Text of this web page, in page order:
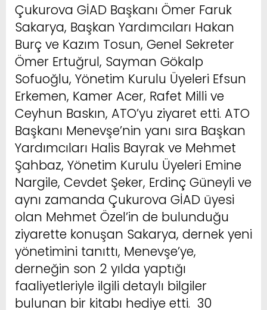
Çukurova GİAD Başkanı Ömer Faruk
Sakarya, Başkan Yardımcıları Hakan
Burç ve Kazım Tosun, Genel Sekreter
Ömer Ertuğrul, Sayman Gökalp
Sofuoğlu, Yönetim Kurulu Üyeleri Efsun
Erkemen, Kamer Acer, Rafet Milli ve
Ceyhun Baskın, ATO’yu ziyaret etti. ATO
Başkanı Menevşe’nin yanı sıra Başkan
Yardımcıları Halis Bayrak ve Mehmet
Şahbaz, Yönetim Kurulu Üyeleri Emine
Nargile, Cevdet Şeker, Erdinç Güneyli ve
aynı zamanda Çukurova GİAD üyesi
olan Mehmet Özel’in de bulunduğu
ziyarette konuşan Sakarya, dernek yeni
yönetimini tanıttı, Menevşe’ye,
derneğin son 2 yılda yaptığı
faaliyetleriyle ilgili detaylı bilgiler
bulunan bir kitabı hediye etti. 30